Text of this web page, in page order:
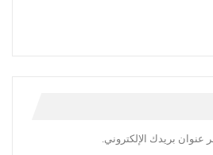
عنوان بريدك الإلكتروني.